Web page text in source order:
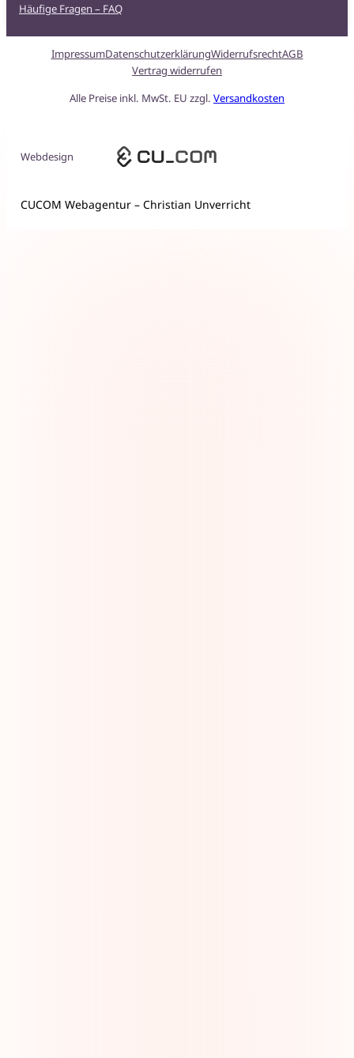
Häufige Fragen – FAQ
ImpressumDatenschutzerklärungWiderrufsrechtAGB
Vertrag widerrufen
Alle Preise inkl. MwSt. EU zzgl. Versandkosten
Webdesign
CUCOM Webagentur – Christian Unverricht